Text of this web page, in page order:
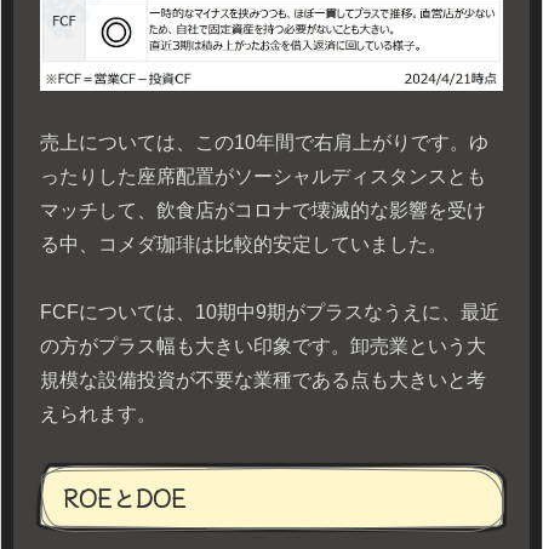
売上については、この10年間で右肩上がりです。ゆ
ったりした座席配置がソーシャルディスタンスとも
マッチして、飲食店がコロナで壊滅的な影響を受け
る中、コメダ珈琲は比較的安定していました。
FCFについては、10期中9期がプラスなうえに、最近
の方がプラス幅も大きい印象です。卸売業という大
規模な設備投資が不要な業種である点も大きいと考
えられます。
ROEとDOE